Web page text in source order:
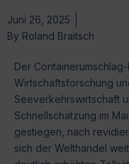
Juni 26, 2025
By Roland Braitsch
Der
Wirtschaftsforschung
Seeverkehrswirtschaft
Schnellschätzung im
gestiegen, nach
sich der Welthandel